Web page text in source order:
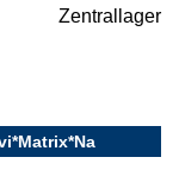
Zentrallager